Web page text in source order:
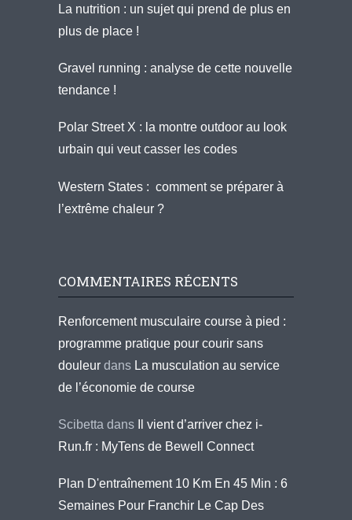
La nutrition : un sujet qui prend de plus en
plus de place !
Gravel running : analyse de cette nouvelle
tendance !
Polar Street X : la montre outdoor au look
urbain qui veut casser les codes
Western States : comment se préparer à
l’extrême chaleur ?
COMMENTAIRES RÉCENTS
Renforcement musculaire course à pied :
programme pratique pour courir sans
douleur dans La musculation au service
de l’économie de course
Scibetta dans
Il vient d’arriver chez i-
Run.fr : MyTens de Bewell Connect
Plan D'entraînement 10 Km En 45 Min : 6
Semaines Pour Franchir Le Cap Des